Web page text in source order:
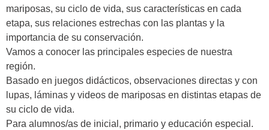
mariposas, su ciclo de vida, sus características en cada
etapa, sus relaciones estrechas con las plantas y la
importancia de su conservación.
Vamos a conocer las principales especies de nuestra
región.
Basado en juegos didácticos, observaciones directas y con
lupas, láminas y videos de mariposas en distintas etapas de
su ciclo de vida.
Para alumnos/as de inicial, primario y educación especial.